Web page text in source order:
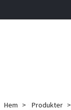
Hem Produkter